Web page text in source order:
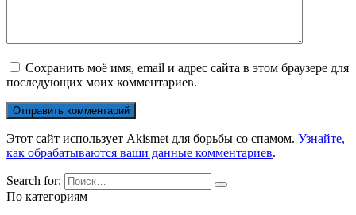
Сохранить моё имя, email и адрес сайта в этом браузере для
последующих моих комментариев.
Этот сайт использует Akismet для борьбы со спамом. Узнайте,
как обрабатываются ваши данные комментариев.
Search for:
По категориям